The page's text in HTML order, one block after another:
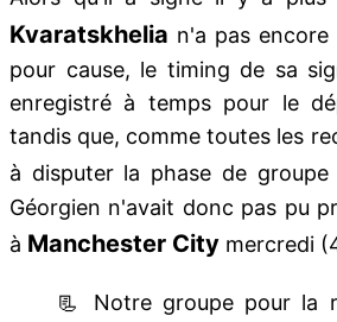
Kvaratskhelia n'a pas
pour cause, le timing de sa
enregistré à temps pour le
tandis que, comme toutes les
à disputer la phase de groupe
Géorgien n'avait donc pas pu
à Manchester City mercredi
📃 Notre groupe pour la